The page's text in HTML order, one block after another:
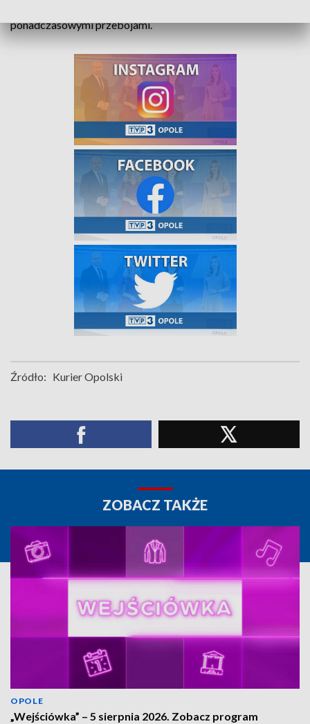
ponadczasowymi przebojami.
Źródło: Kurier Opolski
ZOBACZ TAKŻE
OPOLE
„Wejściówka” – 5 sierpnia 2026. Zobacz program